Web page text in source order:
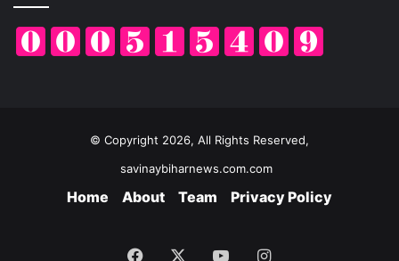
© Copyright 2026, All Rights Reserved,
savinaybiharnews.com.com
Home About Team Privacy Policy
Facebook YouTubeInstagram